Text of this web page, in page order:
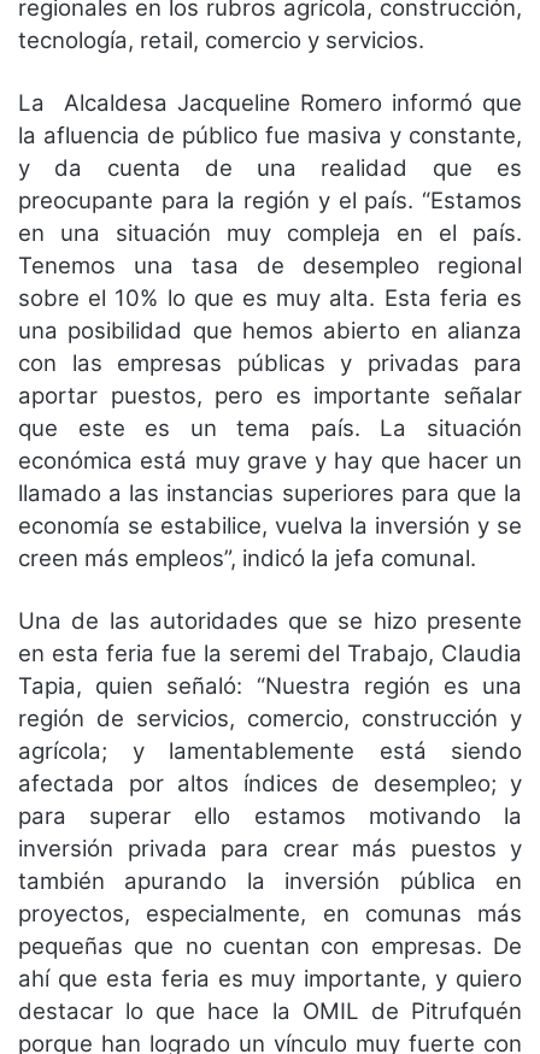
regionales en los rubros agrícola, construcción,
tecnología, retail, comercio y servicios.
La Alcaldesa Jacqueline Romero informó que
la afluencia de público fue masiva y constante,
y da cuenta de una realidad que es
preocupante para la región y el país. “Estamos
en una situación muy compleja en el país.
Tenemos una tasa de desempleo regional
sobre el 10% lo que es muy alta. Esta feria es
una posibilidad que hemos abierto en alianza
con las empresas públicas y privadas para
aportar puestos, pero es importante señalar
que este es un tema país. La situación
económica está muy grave y hay que hacer un
llamado a las instancias superiores para que la
economía se estabilice, vuelva la inversión y se
creen más empleos”, indicó la jefa comunal.
Una de las autoridades que se hizo presente
en esta feria fue la seremi del Trabajo, Claudia
Tapia, quien señaló: “Nuestra región es una
región de servicios, comercio, construcción y
agrícola; y lamentablemente está siendo
afectada por altos índices de desempleo; y
para superar ello estamos motivando la
inversión privada para crear más puestos y
también apurando la inversión pública en
proyectos, especialmente, en comunas más
pequeñas que no cuentan con empresas. De
ahí que esta feria es muy importante, y quiero
destacar lo que hace la OMIL de Pitrufquén
porque han logrado un vínculo muy fuerte con